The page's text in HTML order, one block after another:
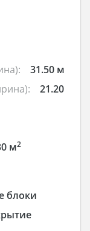
31.50 м
21.20
м2
блоки